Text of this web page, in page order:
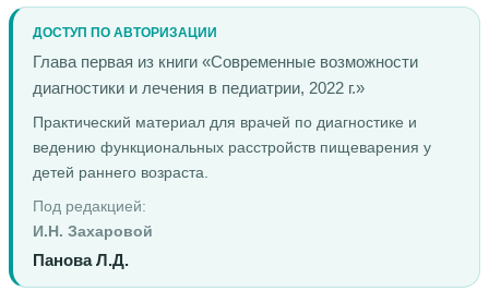
ДОСТУП ПО АВТОРИЗАЦИИ
Глава первая из книги «Современные возможности
диагностики и лечения в педиатрии, 2022 г.»
Практический материал для врачей по диагностике и
ведению функциональных расстройств пищеварения у
детей раннего возраста.
Под редакцией:
И.Н. Захаровой
Панова Л.Д.